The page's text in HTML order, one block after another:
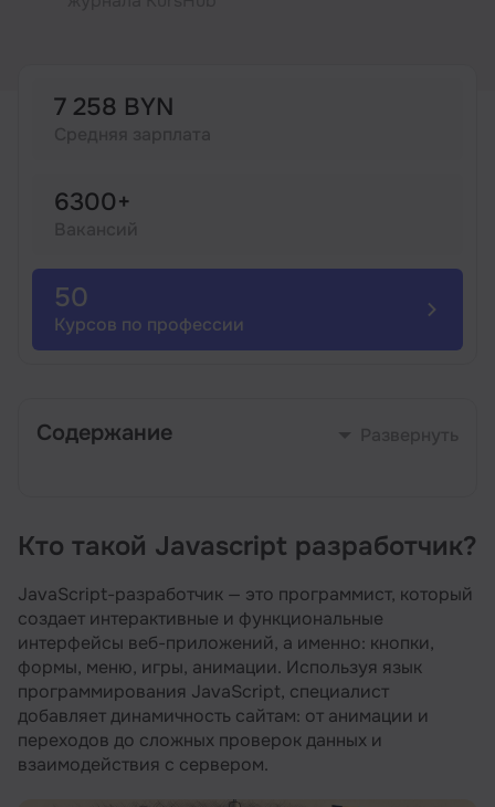
7 258 BYN
6300+
50
Курсов по профессии
Содержание
Кто такой Javascript разработчик?
Чем занимается Javascript разработчик
Какими знаниями и умениями должен
обладать Javascript разработчик
Минимальные требования к кандидатам на
должность Javascript программиста
Карьерный рост разработчика JavaScript
Какие зарплаты у Javascript программистов
Кто такой Javascript разработчик?
JavaScript-разработчик — это программист, который
создает интерактивные и функциональные
интерфейсы веб-приложений, а именно: кнопки,
формы, меню, игры, анимации. Используя язык
программирования JavaScript, специалист
добавляет динамичность сайтам: от анимации и
переходов до сложных проверок данных и
взаимодействия с сервером.
Иностранные языки
Детям